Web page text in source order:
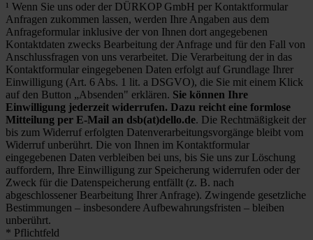
¹ Wenn Sie uns oder der DÜRKOP GmbH per Kontaktformular
Anfragen zukommen lassen, werden Ihre Angaben aus dem
Anfrageformular inklusive der von Ihnen dort angegebenen
Kontaktdaten zwecks Bearbeitung der Anfrage und für den Fall von
Anschlussfragen von uns verarbeitet. Die Verarbeitung der in das
Kontaktformular eingegebenen Daten erfolgt auf Grundlage Ihrer
Einwilligung (Art. 6 Abs. 1 lit. a DSGVO), die Sie mit einem Klick
auf den Button „Absenden" erklären. Sie können Ihre
Einwilligung jederzeit widerrufen. Dazu reicht eine formlose
Mitteilung per E-Mail an dsb(at)dello.de. Die Rechtmäßigkeit der
bis zum Widerruf erfolgten Datenverarbeitungsvorgänge bleibt vom
Widerruf unberührt. Die von Ihnen im Kontaktformular
eingegebenen Daten verbleiben bei uns, bis Sie uns zur Löschung
auffordern, Ihre Einwilligung zur Speicherung widerrufen oder der
Zweck für die Datenspeicherung entfällt (z. B. nach
abgeschlossener Bearbeitung Ihrer Anfrage). Zwingende gesetzliche
Bestimmungen – insbesondere Aufbewahrungsfristen – bleiben
unberührt.
* Pflichtfeld